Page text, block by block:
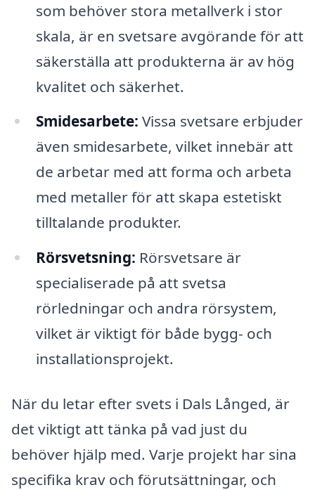
som behöver stora metallverk i stor
skala, är en svetsare avgörande för att
säkerställa att produkterna är av hög
kvalitet och säkerhet.
Smidesarbete: Vissa svetsare erbjuder
även smidesarbete, vilket innebär att
de arbetar med att forma och arbeta
med metaller för att skapa estetiskt
tilltalande produkter.
Rörsvetsning: Rörsvetsare är
specialiserade på att svetsa
rörledningar och andra rörsystem,
vilket är viktigt för både bygg- och
installationsprojekt.
När du letar efter svets i Dals Långed, är
det viktigt att tänka på vad just du
behöver hjälp med. Varje projekt har sina
specifika krav och förutsättningar, och